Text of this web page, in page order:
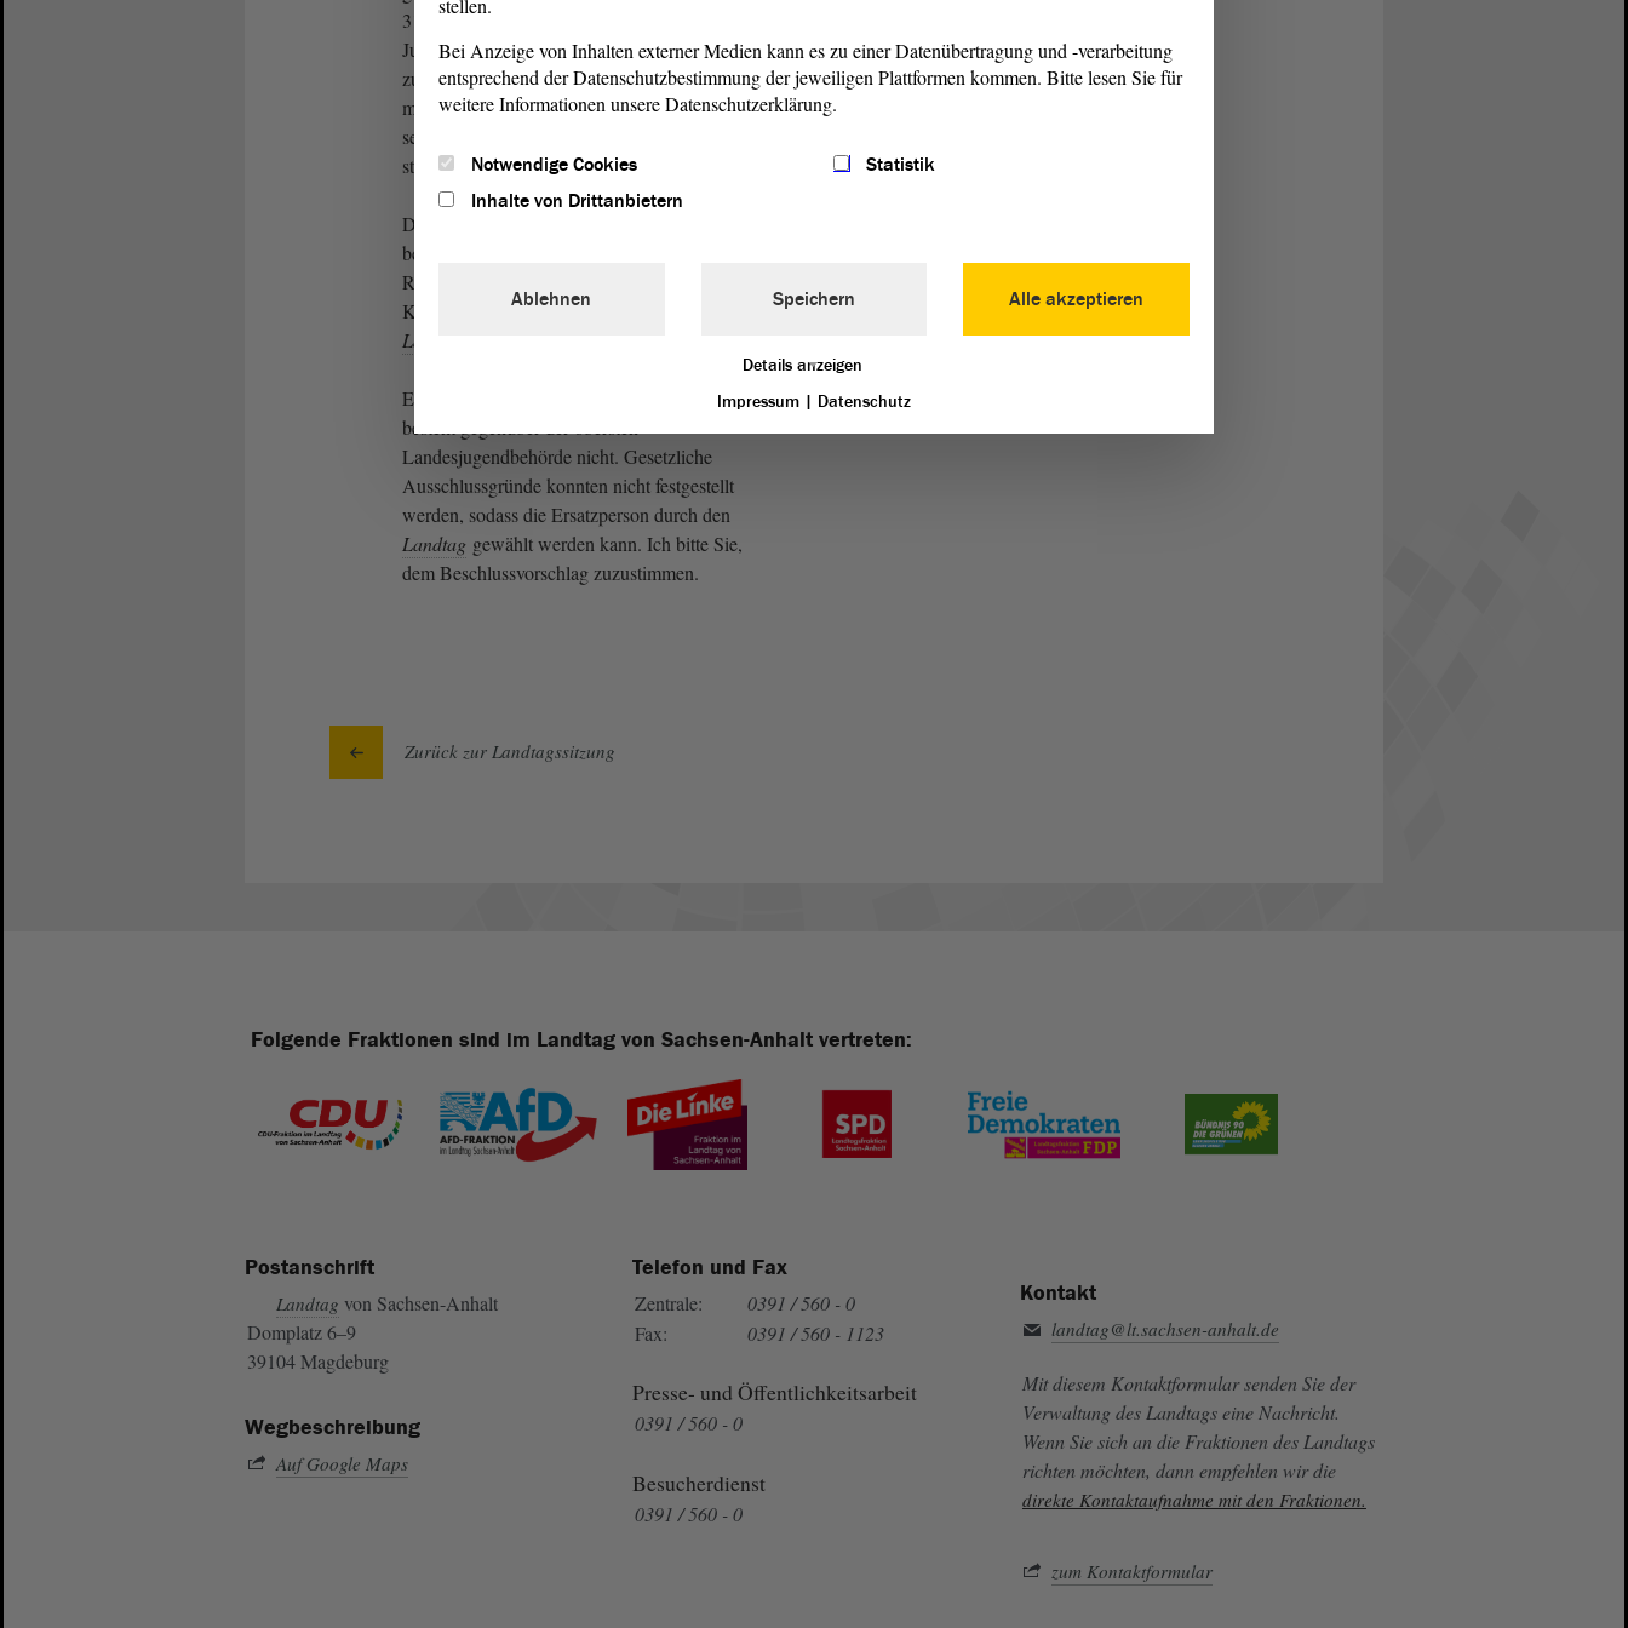
31. März 2022 nicht mehr für den Kinder- und
Jugendring tätig ist und auch keinem der in ihm
zusammengeschlossenen Jugendverbänden
mehr angehört. Herr Becksmann hat inzwischen
seinen Rücktritt als stellvertretendes
stimmberechtigtes Mitglied erklärt.
Das Vorschlagsrecht für die Nachfolge bleibt
beim Kinder- und Jugendring. Dieser hat Herrn
Radom, Referent für Jugendpolitik beim
Kinder- und Jugendring, für die Wahl durch den
Landtag
Eine Begründungspflicht für die Vorschläge
besteht gegenüber der obersten
Landesjugendbehörde nicht. Gesetzliche
Ausschlussgründe konnten nicht festgestellt
werden, sodass die Ersatzperson durch den
Landtag gewählt werden kann. Ich bitte Sie,
dem Beschlussvorschlag zuzustimmen.
Zurück zur Landtagssitzung
Folgende Fraktionen sind im Landtag von Sachsen-Anhalt vertreten:
Postanschrift
Landtag von Sachsen-Anhalt
Domplatz 6–9
39104 Magdeburg
Wegbeschreibung
Auf Google Maps
Telefon und Fax
Zentrale:
0391 / 560 - 0
Fax:
0391 / 560 - 1123
Presse- und Öffentlichkeitsarbeit
0391 / 560 - 0
Besucherdienst
0391 / 560 - 0
Kontakt
landtag@lt.sachsen-anhalt.de
Mit diesem Kontaktformular senden Sie der
Verwaltung des Landtags eine Nachricht.
Wenn Sie sich an die Fraktionen des Landtags
richten möchten, dann empfehlen wir die
direkte Kontaktaufnahme mit den Fraktionen.
zum Kontaktformular
Bei Anzeige von Inhalten externer Medien kann es zu einer Datenübertragung und -verarbeitung
entsprechend der Datenschutzbestimmung der jeweiligen Plattformen kommen. Bitte lesen Sie für
weitere Informationen unsere Datenschutzerklärung.
Notwendige Cookies
Statistik
Inhalte von Drittanbietern
Alle akzeptieren
Ablehnen Speichern
Details anzeigen
Impressum | Datenschutz